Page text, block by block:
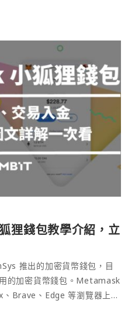
狸錢包教學介紹，立
推出的加密貨幣錢包，目
的加密貨幣錢包。Metamask
Brave、Edge 等瀏覽器上作
用上非常方便。